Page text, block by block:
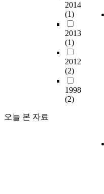
2014
(1)
2013
(1)
2012
(2)
1998
(2)
오늘 본 자료